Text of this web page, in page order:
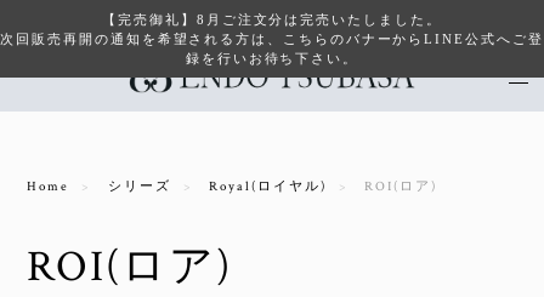
【完売御礼】8月ご注文分は完売いたしました。
次回販売再開の通知を希望される方は、こちらのバナーからLINE公式へご登
録を行いお待ち下さい。
Home シリーズ Royal(ロイヤル) ROI(ロア)
ROI(ロア)